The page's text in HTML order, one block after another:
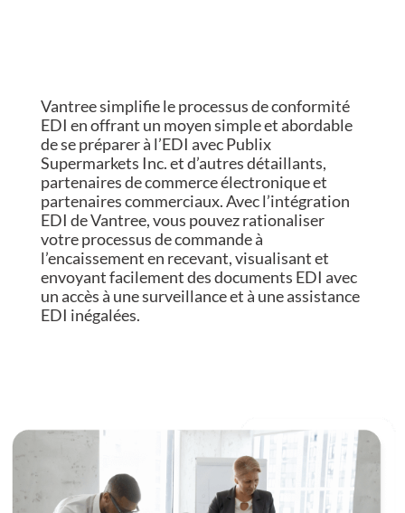
Vantree simplifie le processus de conformité
EDI en offrant un moyen simple et abordable
de se préparer à l’EDI avec Publix
Supermarkets Inc. et d’autres détaillants,
partenaires de commerce électronique et
partenaires commerciaux. Avec l’intégration
EDI de Vantree, vous pouvez rationaliser
votre processus de commande à
l’encaissement en recevant, visualisant et
envoyant facilement des documents EDI avec
un accès à une surveillance et à une assistance
EDI inégalées.